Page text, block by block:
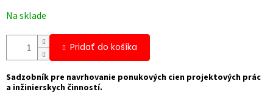
cena:
Na sklade
Pridať do košíka
Sadzobník pre navrhovanie ponukových cien projektových prác
a inžinierskych činností.